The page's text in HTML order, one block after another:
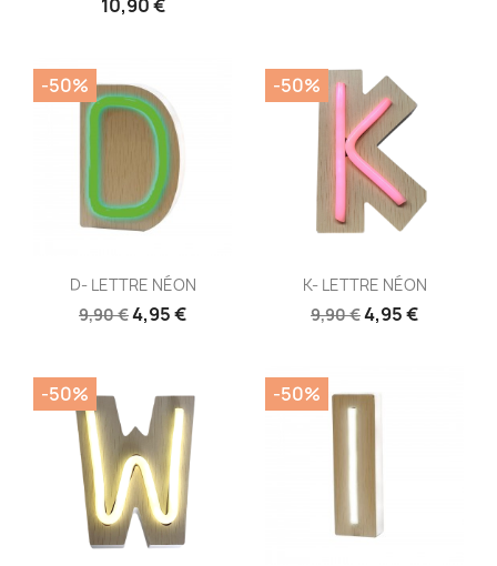
10,90 €
 Aperçu rapide
D- LETTRE NÉON
9,90 €4,95 €
-50%
 Aperçu rapide
K- LETTRE NÉON
9,90 €4,95 €
-50%
-50% -50%